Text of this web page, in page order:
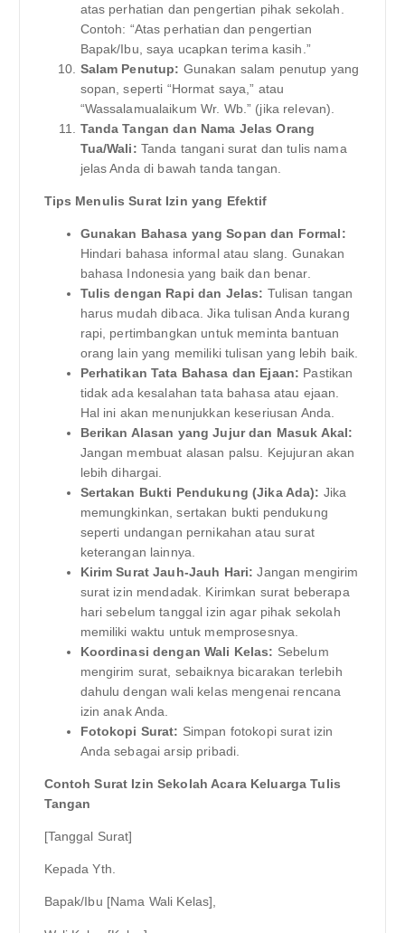
atas perhatian dan pengertian pihak sekolah.
Contoh: “Atas perhatian dan pengertian
Bapak/Ibu, saya ucapkan terima kasih.”
Salam Penutup: Gunakan salam penutup yang
sopan, seperti “Hormat saya,” atau
“Wassalamualaikum Wr. Wb.” (jika relevan).
Tanda Tangan dan Nama Jelas Orang
Tua/Wali: Tanda tangani surat dan tulis nama
jelas Anda di bawah tanda tangan.
Tips Menulis Surat Izin yang Efektif
Gunakan Bahasa yang Sopan dan Formal:
Hindari bahasa informal atau slang. Gunakan
bahasa Indonesia yang baik dan benar.
Tulis dengan Rapi dan Jelas: Tulisan tangan
harus mudah dibaca. Jika tulisan Anda kurang
rapi, pertimbangkan untuk meminta bantuan
orang lain yang memiliki tulisan yang lebih baik.
Perhatikan Tata Bahasa dan Ejaan: Pastikan
tidak ada kesalahan tata bahasa atau ejaan.
Hal ini akan menunjukkan keseriusan Anda.
Berikan Alasan yang Jujur dan Masuk Akal:
Jangan membuat alasan palsu. Kejujuran akan
lebih dihargai.
Sertakan Bukti Pendukung (Jika Ada): Jika
memungkinkan, sertakan bukti pendukung
seperti undangan pernikahan atau surat
keterangan lainnya.
Kirim Surat Jauh-Jauh Hari: Jangan mengirim
surat izin mendadak. Kirimkan surat beberapa
hari sebelum tanggal izin agar pihak sekolah
memiliki waktu untuk memprosesnya.
Koordinasi dengan Wali Kelas: Sebelum
mengirim surat, sebaiknya bicarakan terlebih
dahulu dengan wali kelas mengenai rencana
izin anak Anda.
Fotokopi Surat: Simpan fotokopi surat izin
Anda sebagai arsip pribadi.
Contoh Surat Izin Sekolah Acara Keluarga Tulis
Tangan
[Tanggal Surat]
Kepada Yth.
Bapak/Ibu [Nama Wali Kelas],